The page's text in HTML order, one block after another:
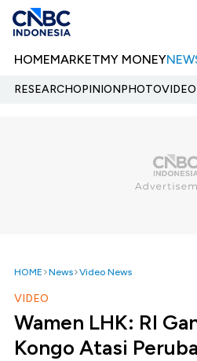
HOMEMARKETMY MONEY
RESEARCHOPINIONPHOTOVIDEO
HOME News Video News
VIDEO
Wamen LHK: RI
Kongo Atasi